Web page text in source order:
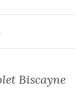
Biscayne